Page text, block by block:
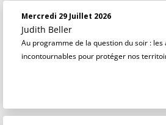
Mercredi 29 Juillet 2026
Judith Beller
Au programme de la question du soir :
incontournables pour protéger nos